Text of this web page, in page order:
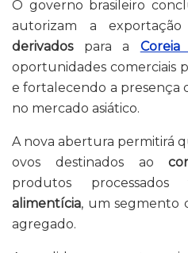
O governo brasileiro
autorizam a
derivadospara a
oportunidades comerciais
e fortalecendo a presença
no mercado asiático.
A nova abertura permitirá
ovos destinados ao
produtos
alimentícia, um segmento
agregado.